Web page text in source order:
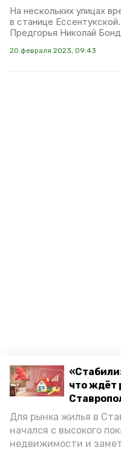
что ждёт
Для рынка жилья в
начался с высокого
недвижимости и
На нескольких улицах
в станице
Предгорья Николай
20 февраля 2023, 09:43